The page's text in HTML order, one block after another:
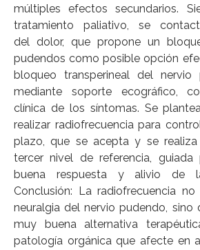
múltiples efectos secundarios.
tratamiento paliativo, se
del dolor, que propone un
pudendos como posible opción
bloqueo transperineal del nervio
mediante soporte ecográfico,
clínica de los síntomas. Se
realizar radiofrecuencia para
plazo, que se acepta y se
tercer nivel de referencia,
buena respuesta y alivio de
Conclusión: La radiofrecuencia
neuralgia del nervio pudendo, sino
muy buena alternativa
patología orgánica que afecte en